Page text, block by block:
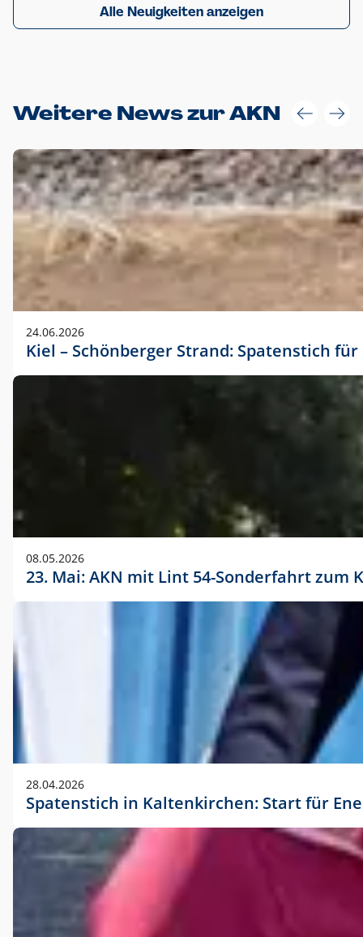
Alle Neuigkeiten anzeigen
Weitere News zur AKN
24.06.2026
Kiel – Schönberger Strand: Spatenstich
08.05.2026
23. Mai: AKN mit Lint 54-Sonderfahrt
28.04.2026
Spatenstich in Kaltenkirchen: Start für